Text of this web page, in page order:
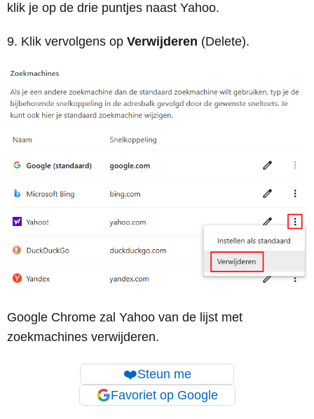
klik je op de drie puntjes naast Yahoo.
Klik vervolgens op Verwijderen (Delete).
Google Chrome zal Yahoo van de lijst met
zoekmachines verwijderen.
❤️Steun me
Favoriet op Google